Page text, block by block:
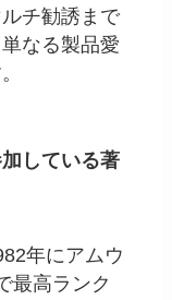
チ勧誘まで
なる製品愛
している著
年にアムウ
最高ランク